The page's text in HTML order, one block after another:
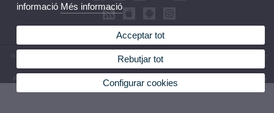
© 2026 UV. - Edifici de Rectorat 4rt Nivell Avda. Blasco Ibáñez, 13 46010 València. Telèfon:
(+34) 96 3983121
Avís legal Política privacitat Cookies|Transparència Bústia de contacte
informació Més informació
Acceptar tot
Rebutjar tot
Configurar cookies